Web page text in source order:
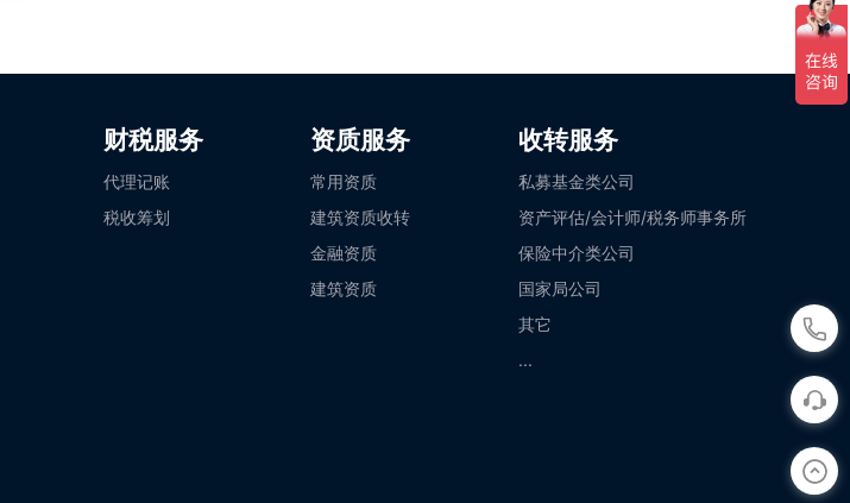
财税服务
代理记账
税收筹划
资质服务
常用资质
建筑资质收转
金融资质
建筑资质
收转服务
私募基金类公司
资产评估/会计师/税务师事务所
保险中介类公司
国家局公司
其它
...